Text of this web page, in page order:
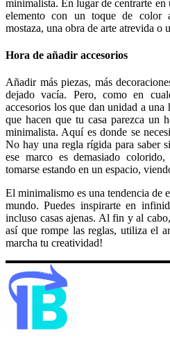
minimalista. En lugar de centrarte
elemento con un toque de color
mostaza, una obra de arte atrevida o
Hora de añadir accesorios
Añadir más piezas, más
dejado vacía. Pero, como en
accesorios los que dan unidad a una
que hacen que tu casa parezca un
minimalista. Aquí es donde se
No hay una regla rígida para saber
ese marco es demasiado colorido,
tomarse estando en un espacio,
El minimalismo es una tendencia de
mundo. Puedes inspirarte en
incluso casas ajenas. Al fin y al
así que rompe las reglas, utiliza el
marcha tu creatividad!